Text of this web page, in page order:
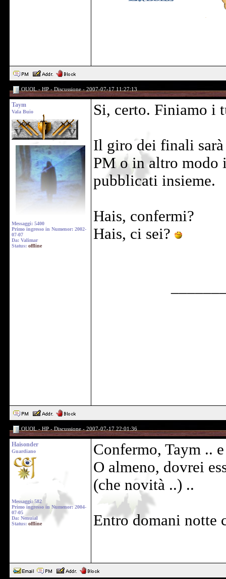
OUOL - HP - Discussione - 2007-07-17 11:27:13
Taym
Vala Buio
Messaggi: 5400
Primo ingresso in Numenor: 2002-
07-07
Da: Valimar
Status: offline
Si, certo. Finiamo i
Il giro dei finali
PM o in altro modo
pubblicati insieme.
Hais, confermi?
Hais, ci sei?
OUOL - HP - Discussione - 2007-07-17 22:01:36
Haisonder
Guardiano
Messaggi: 582
Primo ingresso in Numenor: 2004-
07-05
Da: Nenuial
Status: offline
Confermo, Taym ..
O almeno, dovrei
(che novità ..) ..
Entro domani notte